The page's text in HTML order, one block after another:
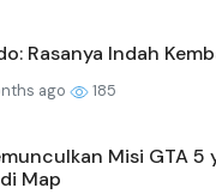
Rasanya Indah
ago 185
Misi GTA 5
Map